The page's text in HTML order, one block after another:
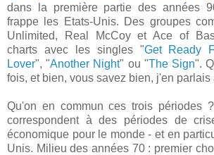
dans la première partie des années
frappe les Etats-Unis. Des groupes
Unlimited, Real McCoy et Ace of
charts avec les singles "Get Ready
Lover", "Another Night" ou "The Sign".
fois, et bien, vous savez bien, j'en parlais
Qu'on en commun ces trois périodes
correspondent à des périodes de
économique pour le monde - et en
Unis. Milieu des années 70 : premier